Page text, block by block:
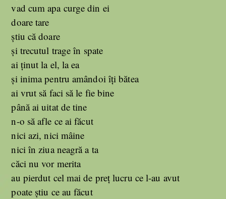
vad cum apa curge din ei
doare tare
știu că doare
și trecutul trage în spate
ai ținut la el, la ea
și inima pentru amândoi îți bătea
ai vrut să faci să le fie bine
până ai uitat de tine
n-o să afle ce ai făcut
nici azi, nici mâine
nici în ziua neagră a ta
căci nu vor merita
au pierdut cel mai de preț lucru ce l-au avut
poate știu ce au făcut